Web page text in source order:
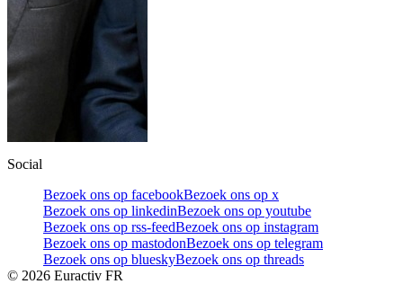
Social
Bezoek ons op facebookBezoek ons op x
Bezoek ons op linkedinBezoek ons op youtube
Bezoek ons op rss-feedBezoek ons op instagram
Bezoek ons op mastodonBezoek ons op telegram
Bezoek ons op blueskyBezoek ons op threads
© 2026 Euractiv FR